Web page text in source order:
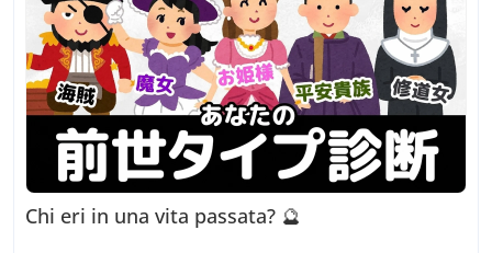
Chi eri in una vita passata? 🔮